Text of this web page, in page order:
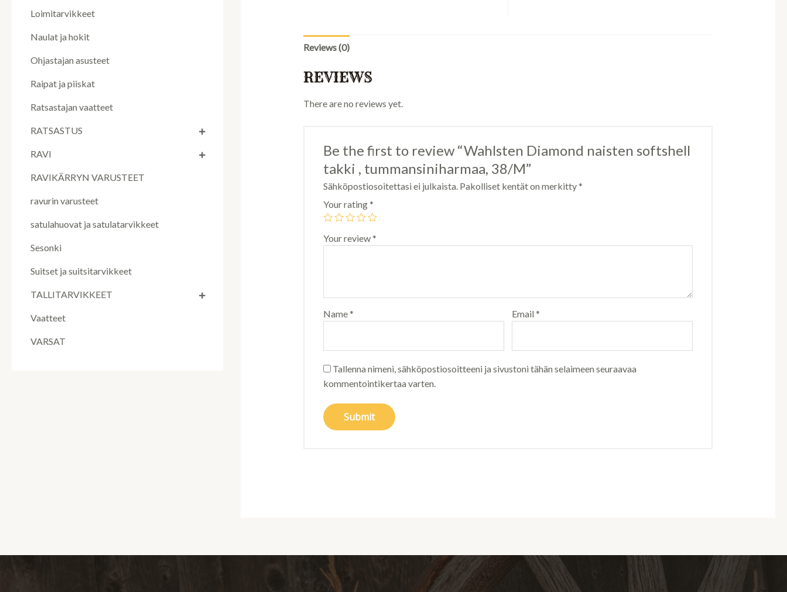
Loimitarvikkeet
Naulat ja hokit
Ohjastajan asusteet
Raipat ja piiskat
Ratsastajan vaatteet
RATSASTUS
RAVI
RAVIKÄRRYN VARUSTEET
ravurin varusteet
satulahuovat ja satulatarvikkeet
Sesonki
Suitset ja suitsitarvikkeet
TALLITARVIKKEET
Vaatteet
VARSAT
Reviews (0)
REVIEWS
There are no reviews yet.
Be the first to review “Wahlsten Diamond naisten softshell
takki , tummansiniharmaa, 38/M”
Sähköpostiosoitettasi ei julkaista. Pakolliset kentät on merkitty*
Your rating*
Your review*
Name* Email *
Tallenna nimeni, sähköpostiosoitteeni ja sivustoni tähän selaimeen seuraavaa
kommentointikertaa varten.